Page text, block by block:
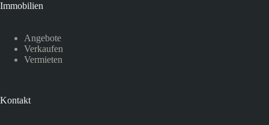
Immobilien
Angebote
Verkaufen
Vermieten
Kontakt